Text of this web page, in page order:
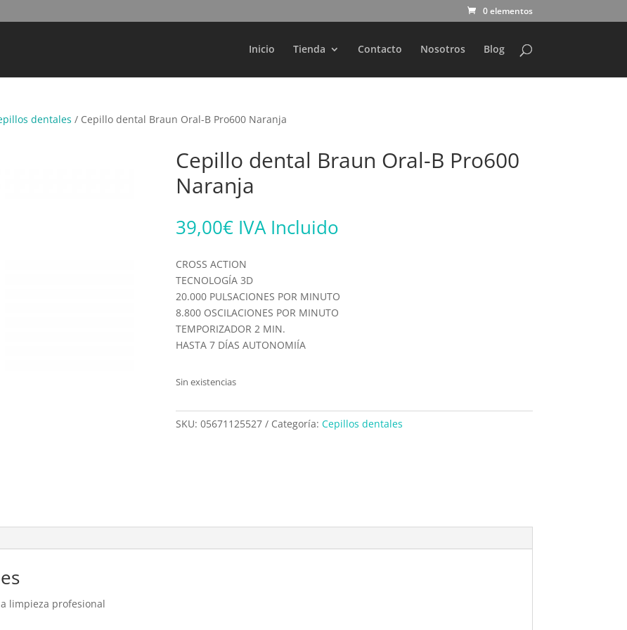
0 elementos
Inicio Tienda Contacto Nosotros Blog
Búsqueda
productos
dentales / Cepillo dental Braun Oral-B Pro600 Naranja
Cepillo dental Braun Oral-B Pro600
Naranja
39,00€ IVA Incluido
CROSS ACTION
TECNOLOGÍA 3D
20.000 PULSACIONES POR MINUTO
8.800 OSCILACIONES POR MINUTO
TEMPORIZADOR 2 MIN.
HASTA 7 DÍAS AUTONOMIÍA
Sin existencias
SKU: 05671125527 Categoría: Cepillos dentales
limpieza profesional